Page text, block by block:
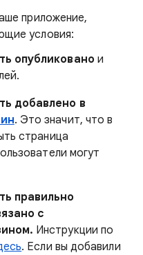
приложение,
условия:
опубликовано и
добавлено в
. Это значит, что в
страница
могут
правильно
с
Инструкции по
. Если вы добавили